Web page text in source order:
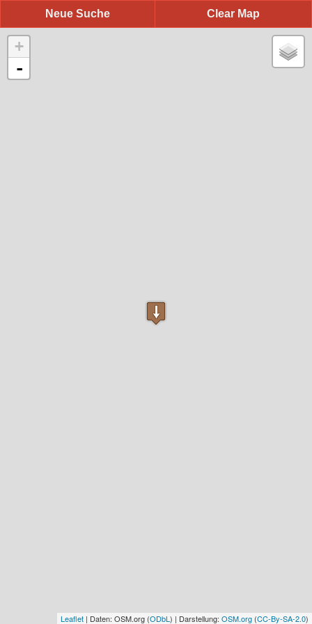
Clear Map
Neue Suche
+
-
Leaflet | Daten: OSM.org (ODbL ) | Darstellung: OSM.org (CC-By-SA-2.0)